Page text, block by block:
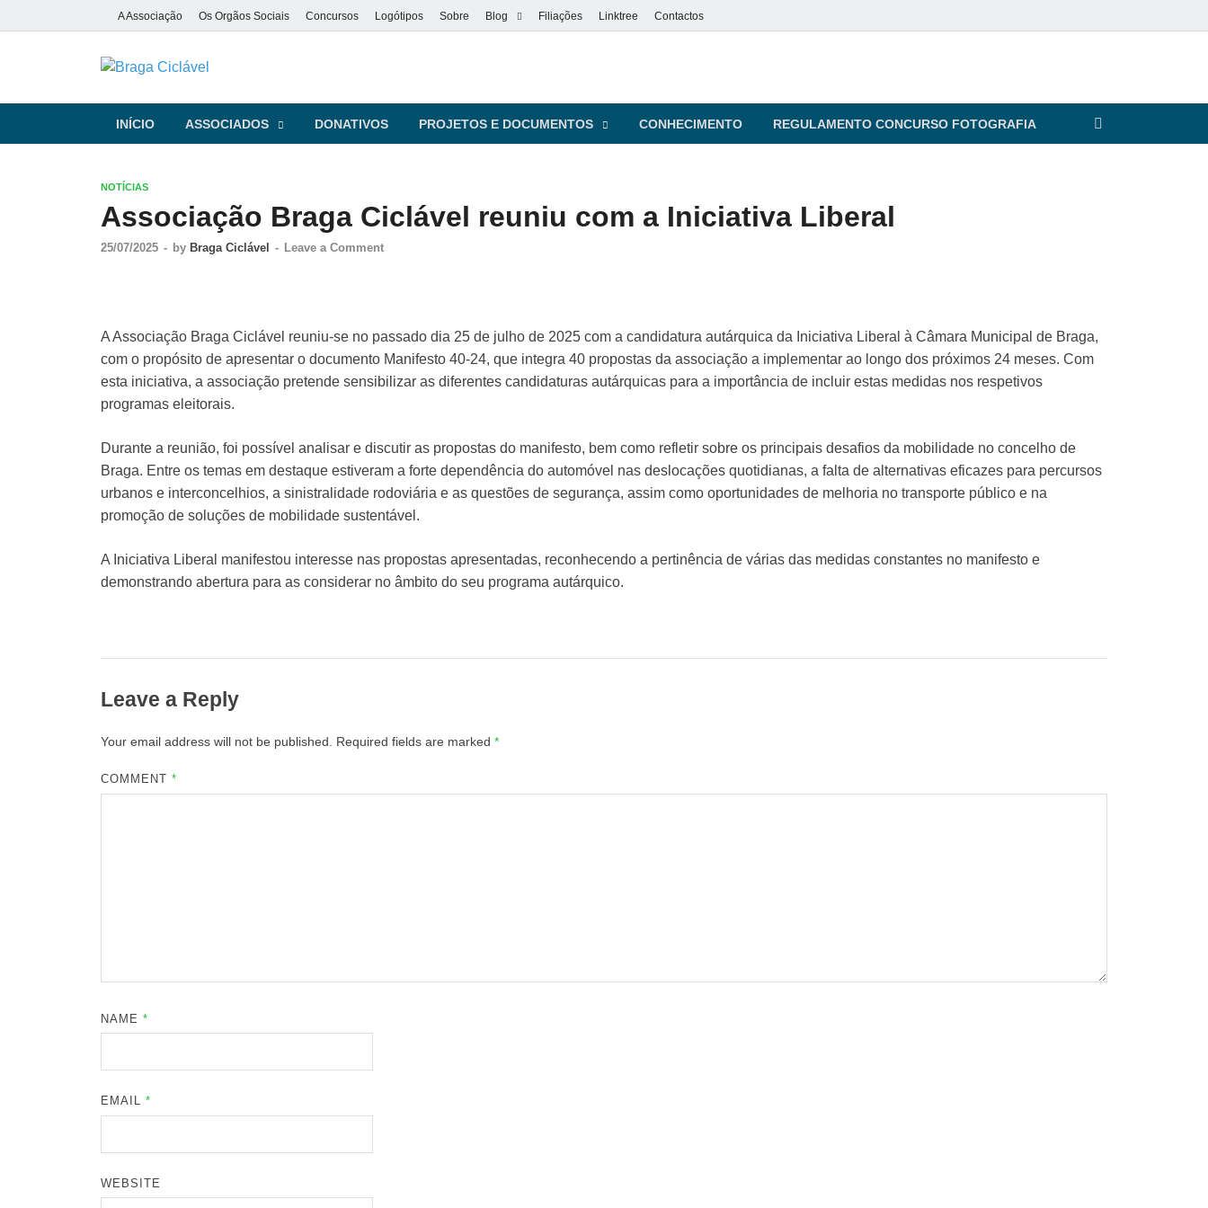
A Associação Os Orgãos Sociais Concursos Logótipos Sobre Blog Filiações Linktree Contactos
Braga Ciclável
INÍCIO ASSOCIADOS DONATIVOS PROJETOS E DOCUMENTOS CONHECIMENTO REGULAMENTO CONCURSO FOTOGRAFIA
NOTÍCIAS
Associação Braga Ciclável reuniu com a Iniciativa Liberal
25/07/2025 - by Braga Ciclável - Leave a Comment
A Associação Braga Ciclável reuniu-se no passado dia 25 de julho de 2025 com a candidatura autárquica da Iniciativa Liberal à Câmara Municipal de Braga,
com o propósito de apresentar o documento Manifesto 40-24, que integra 40 propostas da associação a implementar ao longo dos próximos 24 meses. Com
esta iniciativa, a associação pretende sensibilizar as diferentes candidaturas autárquicas para a importância de incluir estas medidas nos respetivos
programas eleitorais.
Durante a reunião, foi possível analisar e discutir as propostas do manifesto, bem como refletir sobre os principais desafios da mobilidade no concelho de
Braga. Entre os temas em destaque estiveram a forte dependência do automóvel nas deslocações quotidianas, a falta de alternativas eficazes para percursos
urbanos e interconcelhios, a sinistralidade rodoviária e as questões de segurança, assim como oportunidades de melhoria no transporte público e na
promoção de soluções de mobilidade sustentável.
A Iniciativa Liberal manifestou interesse nas propostas apresentadas, reconhecendo a pertinência de várias das medidas constantes no manifesto e
demonstrando abertura para as considerar no âmbito do seu programa autárquico.
Leave a Reply
Your email address will not be published. Required fields are marked *
COMMENT*
NAME*
EMAIL*
WEBSITE